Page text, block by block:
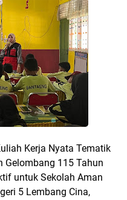
Kerja Nyata Tematik
Gelombang 115 Tahun
untuk Sekolah Aman
5 Lembang Cina,